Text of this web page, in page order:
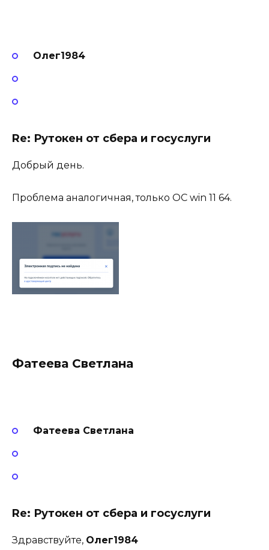
Олег1984
Re: Рутокен от сбера и госуслуги
Добрый день.
Проблема аналогичная, только ОС win 11 64.
Фатеева Светлана
Фатеева Светлана
Re: Рутокен от сбера и госуслуги
Здравствуйте, Олег1984